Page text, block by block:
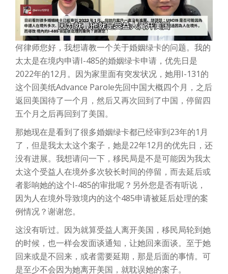
何律师您好，我想请教一个关于婚姻绿卡的问题。我的
太太是在境内申请I-485的婚姻绿卡申请，优先日是
2022年的12月。因为家里面有突发状况，她用I-131的
这个回美纸Advance Parole先回中国大概四个月，之后
返回美国待了一个月，然后又再次回到了中国，停留四
五个月之后再回到了美国。
那她现在是看到了很多婚姻绿卡都已经审到23年的1月
了，但是我太太这个案子，她是22年12月的优先日，还
没有进展。我想请问一下，移民局是不是可能因为我太
太这个受益人在境外多次较长时间的停留，而去延后或
者影响她的这个I-485的审批呢？另外您是否有听说，
因为人在境外导致境内的这个485申请被延后处理的案
例情况？谢谢您。
这没有听过。因为就算受益人离开美国，移民局轮到她
的时候，也一样会发面谈通知，让她回来面谈。至于她
回来或是不回来，或者需要延期，那是后面的事情。可
是至少不会因为她离开美国，就耽误她的案子。